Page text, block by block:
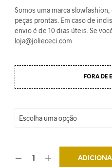
Somos uma marca
peças prontas. Em caso de
envio é de 10 dias úteis. Se
loja@joliececi.com
FORA DE